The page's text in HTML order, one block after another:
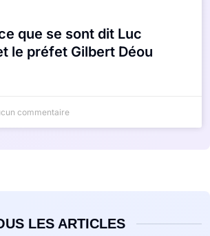
que se sont dit Luc
le préfet Gilbert Déou
commentaire
LES ARTICLES